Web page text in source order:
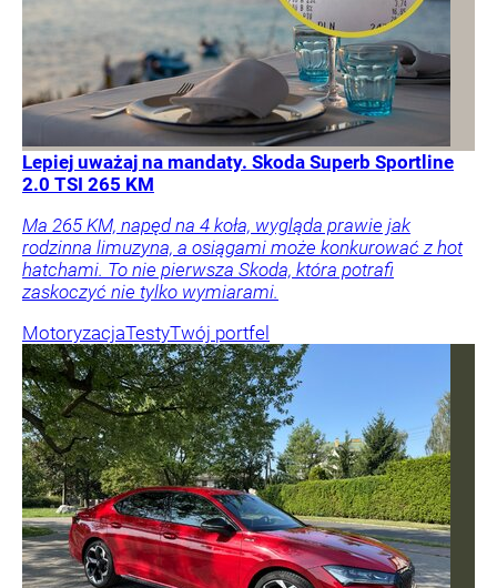
Lepiej uważaj na mandaty. Skoda Superb Sportline
2.0 TSI 265 KM
Ma 265 KM, napęd na 4 koła, wygląda prawie jak
rodzinna limuzyna, a osiągami może konkurować z hot
hatchami. To nie pierwsza Skoda, która potrafi
zaskoczyć nie tylko wymiarami.
MotoryzacjaTestyTwój portfel